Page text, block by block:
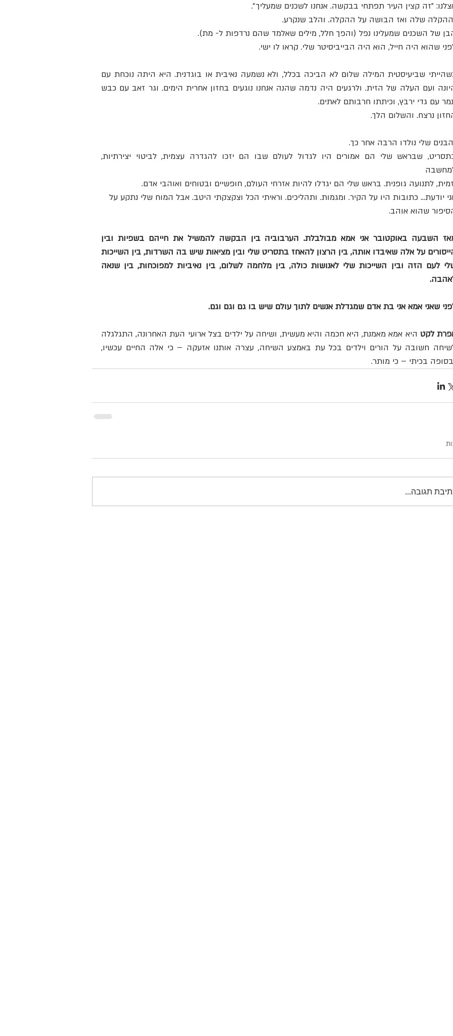
״זה קצין העיר תפתחי בבקשה. אנחנו לשכנים שמעליך״.
שלה ואז הבושה על ההקלה. והלב שנקרע.
של השכנים שמעלינו נפל (והפך חלל, מילים שאלמד שהם נרדפות ל- מת).
שהוא היה חייל, הוא היה הבייביסיטר שלי. קראו לו ישי.
עם גדי ירבץ, וכיתתו חרבותם לאתים.
נרצח. והשלום הלך.
שלי נולדו הרבה אחר כך.
לתנועה גופנית. בראש שלי הם יגדלו להיות אזרחי העולם, חופשיים ובטוחים ואוהבי אדם.
יודעת… כתובות היו על הקיר. ומגמות. ותהליכים. וראיתי הכל וצקצקתי היטב. אבל המוח שלי נתקע על
שהוא אוהב.
שאני אמא אני בת אדם שמגדלת אנשים לתוך עולם שיש בו גם וגם וגם.
לקט
בכיתי – כי מותר.
תגובה...